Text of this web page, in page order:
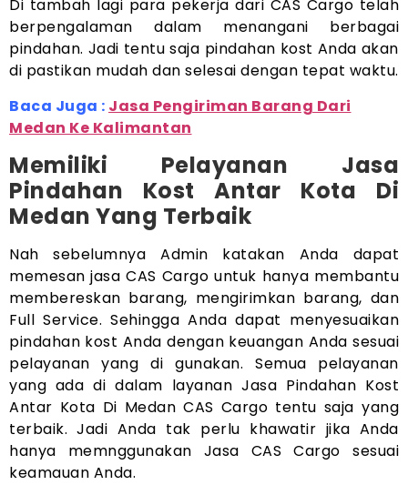
Di tambah lagi para pekerja dari CAS Cargo telah
berpengalaman dalam menangani berbagai
pindahan. Jadi tentu saja pindahan kost Anda akan
di pastikan mudah dan selesai dengan tepat waktu.
Baca Juga : Jasa Pengiriman Barang Dari
Medan Ke Kalimantan
Memiliki Pelayanan Jasa
Pindahan Kost Antar Kota Di
Medan Yang Terbaik
Nah sebelumnya Admin katakan Anda dapat
memesan jasa CAS Cargo untuk hanya membantu
membereskan barang, mengirimkan barang, dan
Full Service. Sehingga Anda dapat menyesuaikan
pindahan kost Anda dengan keuangan Anda sesuai
pelayanan yang di gunakan. Semua pelayanan
yang ada di dalam layanan Jasa Pindahan Kost
Antar Kota Di Medan CAS Cargo tentu saja yang
terbaik. Jadi Anda tak perlu khawatir jika Anda
hanya memnggunakan Jasa CAS Cargo sesuai
keamauan Anda.